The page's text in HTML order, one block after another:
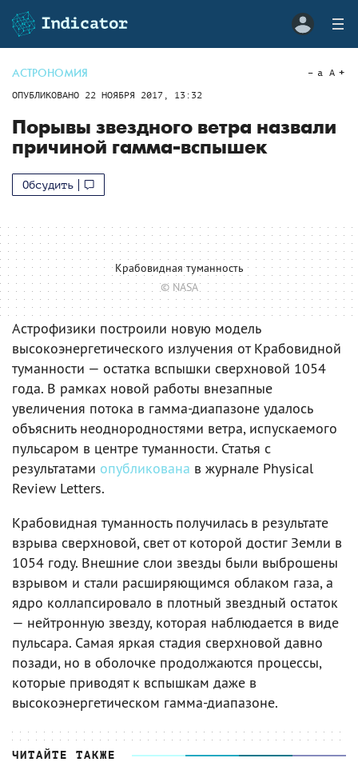
АСТРОНОМИЯ
ОПУБЛИКОВАНО 22 НОЯБРЯ 2017, 13:32
a A
Порывы звездного ветра назвали
причиной гамма-вспышек
Обсудить
Крабовидная туманность
© NASA
Астрофизики построили новую модель
высокоэнергетического излучения от Крабовидной
туманности — остатка вспышки сверхновой 1054
года. В рамках новой работы внезапные
увеличения потока в гамма-диапазоне удалось
объяснить неоднородностями ветра, испускаемого
пульсаром в центре туманности. Статья с
результатами опубликована в журнале Physical
Review Letters.
Крабовидная туманность получилась в результате
взрыва сверхновой, свет от которой достиг Земли в
1054 году. Внешние слои звезды были выброшены
взрывом и стали расширяющимся облаком газа, а
ядро коллапсировало в плотный звездный остаток
— нейтронную звезду, которая наблюдается в виде
пульсара. Самая яркая стадия сверхновой давно
позади, но в оболочке продолжаются процессы,
которые приводят к вспышкам даже в
высокоэнергетическом гамма-диапазоне.
ЧИТАЙТЕ ТАКЖЕ